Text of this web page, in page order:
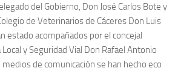
del Gobierno, Don José Carlos Bote y
de Veterinarios de Cáceres Don Luis
estado acompañados por el concejal
y Seguridad Vial Don Rafael Antonio
de comunicación se han hecho eco